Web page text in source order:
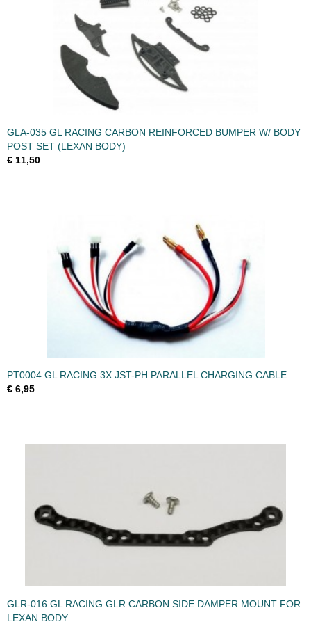
GLA-035 GL RACING CARBON REINFORCED BUMPER W/ BODY
POST SET (LEXAN BODY)
€ 11,50
PT0004 GL RACING 3X JST-PH PARALLEL CHARGING CABLE
€ 6,95
GLR-016 GL RACING GLR CARBON SIDE DAMPER MOUNT FOR
LEXAN BODY